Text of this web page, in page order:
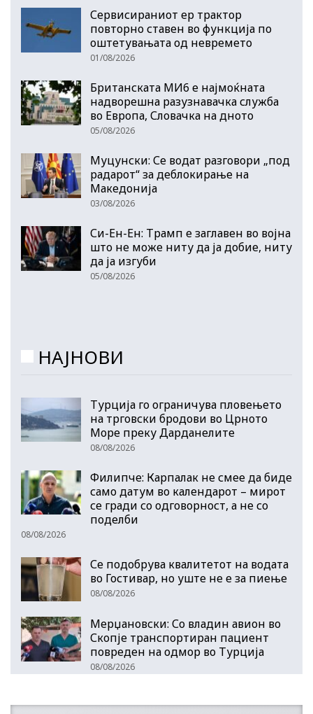
Сервисираниот ер трактор
повторно ставен во функција по
оштетувањата од невремето
01/08/2026
Британската МИ6 е најмоќната
надворешна разузнавачка служба
во Европа, Словачка на дното
05/08/2026
Муцунски: Се водат разговори „под
радарот“ за деблокирање на
Македонија
03/08/2026
Си-Ен-Ен: Трамп е заглавен во војна
што не може ниту да ја добие, ниту
да ја изгуби
05/08/2026
НАЈНОВИ
Турција го ограничува пловењето
на трговски бродови во Црното
Море преку Дарданелите
08/08/2026
Филипче: Карпалак не смее да биде
само датум во календарот – мирот
се гради со одговорност, а не со
поделби
08/08/2026
Се подобрува квалитетот на водата
во Гостивар, но уште не е за пиење
08/08/2026
Мерџановски: Со владин авион во
Скопје транспортиран пациент
повреден на одмор во Турција
08/08/2026